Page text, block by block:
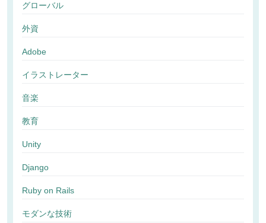
グローバル
外資
Adobe
イラストレーター
音楽
教育
Unity
Django
Ruby on Rails
モダンな技術